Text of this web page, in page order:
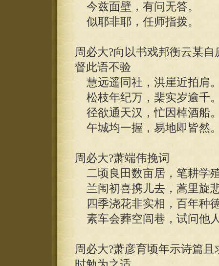
今兹面壁，有问无答。
似耶非耶，任师指拨。
周必大?向以书戏邦衡云某
督此语不验
慧远遥同社，洪崖近拍肩
松枝年纪万，棐实岁逾千
径欲通天汉，忙因棹酒船
午城均一握，易地即皆然
周必大?萧端伟挽词
二顷良田数亩居，笔耕学
兰闱初喜携儿去，蒿里旋
四季浇花非实相，百年种
素车会葬空闾巷，试问他
周必大?萧彦育顷年示诗篇